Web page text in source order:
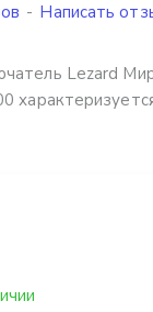
Lezard
- Написать